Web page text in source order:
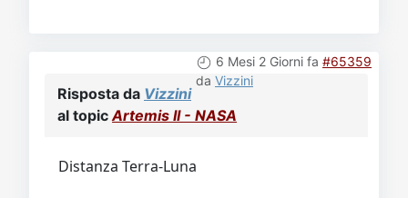
6 Mesi 2 Giorni fa #65359
da Vizzini
Risposta da Vizzini
al topic Artemis II - NASA
Distanza Terra-Luna